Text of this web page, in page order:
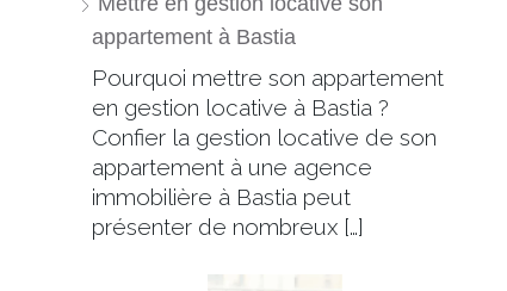
appartement à Bastia
Pourquoi mettre son appartement
en gestion locative à Bastia ?
Confier la gestion locative de son
appartement à une agence
immobilière à Bastia peut
présenter de nombreux […]